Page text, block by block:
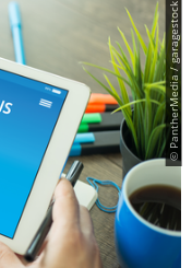
© PantherMedia / garagestock